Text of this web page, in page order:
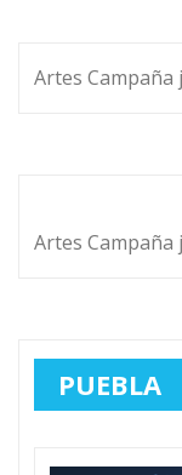
Artes Campaña
Artes Campaña
PUEBLA